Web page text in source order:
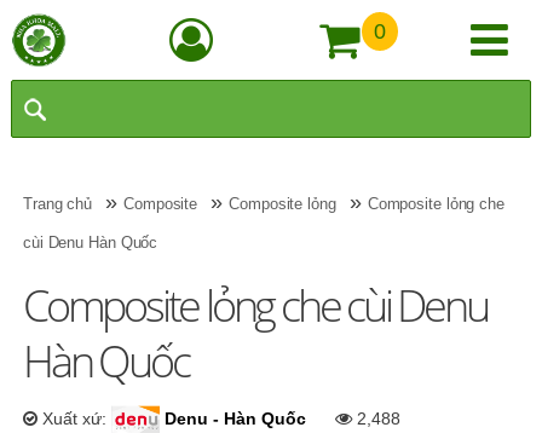
0
Trang chủ »Composite »Composite lỏng » Composite lỏng che
cùi Denu Hàn Quốc
Composite lỏng che cùi Denu
Hàn Quốc
Xuất xứ: Denu - Hàn Quốc 2,488